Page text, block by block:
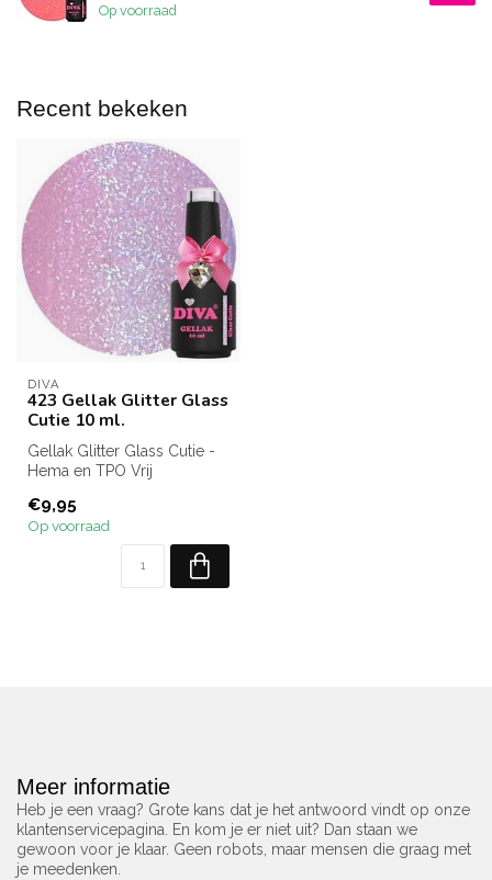
Op voorraad
Recent bekeken
DIVA
423 Gellak Glitter Glass
Cutie 10 ml.
Gellak Glitter Glass Cutie -
Hema en TPO Vrij
€9,95
Op voorraad
Meer informatie
Heb je een vraag? Grote kans dat je het antwoord vindt op onze
klantenservicepagina. En kom je er niet uit? Dan staan we
gewoon voor je klaar. Geen robots, maar mensen die graag met
je meedenken.